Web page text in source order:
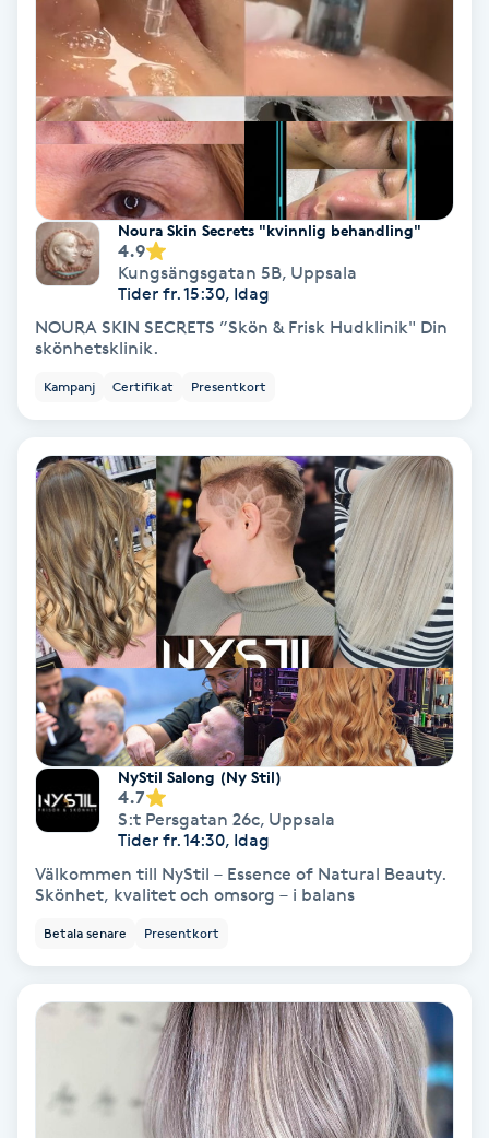
Brynplockning
Bröllopsuppsättning
Celluliter
Coachning
Color correction
Cryoterapi
Dermapen
Diamantslipning
Enzympeeling
Extensions
Extensions borttagning
Eyeliner-tatuering
Faceliftmassage
Fettreducering
Noura Skin Secrets "kvinnlig behandling"
4.9
Kungsängsgatan 5B, Uppsala
Tider fr. 15:30, Idag
NOURA SKIN SECRETS ”Skön & Frisk Hudklinik" Din
skönhetsklinik.
Kampanj Certifikat Presentkort
NyStil Salong (Ny Stil)
4.7
S:t Persgatan 26c, Uppsala
Tider fr. 14:30, Idag
Välkommen till NyStil – Essence of Natural Beauty.
Skönhet, kvalitet och omsorg – i balans
Betala senare Presentkort